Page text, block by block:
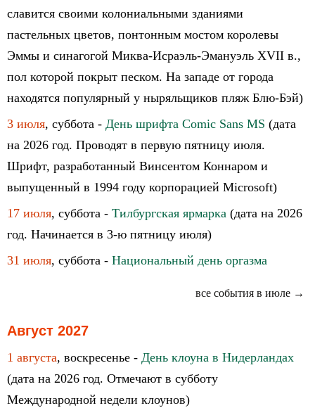
славится своими колониальными зданиями
пастельных цветов, понтонным мостом королевы
Эммы и cинагогой Миква-Исраэль-Эмануэль XVII в.,
пол которой покрыт песком. На западе от города
находятся популярный у ныряльщиков пляж Блю-Бэй)
3 июля, суббота - День шрифта Comic Sans MS (дата
на 2026 год. Проводят в первую пятницу июля.
Шрифт, разработанный Винсентом Коннаром и
выпущенный в 1994 году корпорацией Microsoft)
17 июля, суббота - Тилбургская ярмарка (дата на 2026
год. Начинается в 3-ю пятницу июля)
31 июля, суббота - Национальный день оргазма
все события в июле →
Август 2027
1 августа, воскресенье - День клоуна в Нидерландах
(дата на 2026 год. Отмечают в субботу
Международной недели клоунов)